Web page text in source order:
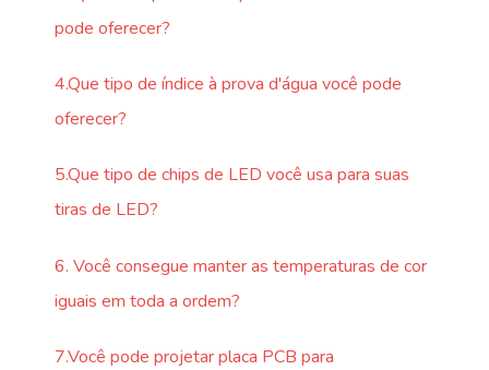
pode oferecer?
4.Que tipo de índice à prova d'água você pode
oferecer?
5.Que tipo de chips de LED você usa para suas
tiras de LED?
6. Você consegue manter as temperaturas de cor
iguais em toda a ordem?
7.Você pode projetar placa PCB para